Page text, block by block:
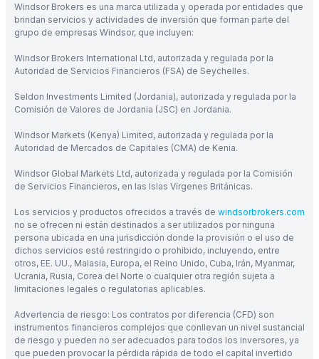
Windsor Brokers es una marca utilizada y operada por entidades que
brindan servicios y actividades de inversión que forman parte del
grupo de empresas Windsor, que incluyen:
Windsor Brokers International Ltd, autorizada y regulada por la
Autoridad de Servicios Financieros (FSA) de Seychelles.
Seldon Investments Limited (Jordania), autorizada y regulada por la
Comisión de Valores de Jordania (JSC) en Jordania.
Windsor Markets (Kenya) Limited, autorizada y regulada por la
Autoridad de Mercados de Capitales (CMA) de Kenia.
Windsor Global Markets Ltd, autorizada y regulada por la Comisión
de Servicios Financieros, en las Islas Vírgenes Británicas.
Los servicios y productos ofrecidos a través de windsorbrokers.com
no se ofrecen ni están destinados a ser utilizados por ninguna
persona ubicada en una jurisdicción donde la provisión o el uso de
dichos servicios esté restringido o prohibido, incluyendo, entre
otros, EE. UU., Malasia, Europa, el Reino Unido, Cuba, Irán, Myanmar,
Ucrania, Rusia, Corea del Norte o cualquier otra región sujeta a
limitaciones legales o regulatorias aplicables.
Advertencia de riesgo: Los contratos por diferencia (CFD) son
instrumentos financieros complejos que conllevan un nivel sustancial
de riesgo y pueden no ser adecuados para todos los inversores, ya
que pueden provocar la pérdida rápida de todo el capital invertido